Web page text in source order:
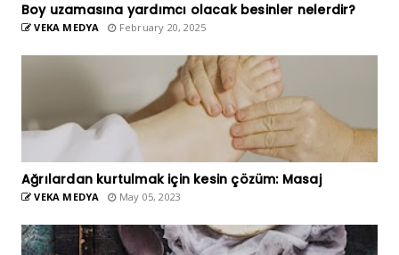
Boy uzamasına yardımcı olacak besinler nelerdir?
VEKA MEDYA February 20, 2025
Ağrılardan kurtulmak için kesin çözüm: Masaj
VEKA MEDYA May 05, 2023